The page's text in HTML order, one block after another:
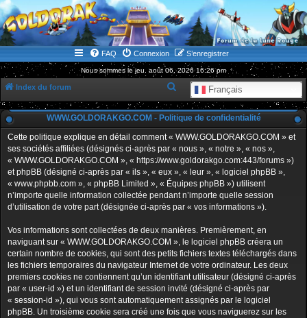
WWW.GOLDORAKGO.COM
le site de la Lune Rouge
FAQ Connexion S’enregistrer
Nous sommes le jeu. août 06, 2026 16:26 pm
Index du forum Français
e
c
h
e
c
r
WWW.GOLDORAKGO.COM - Politique de confidentialité
Cette politique explique en détail comment « WWW.GOLDORAKGO.COM » et
ses sociétés affiliées (désignés ci-après par « nous », « notre », « nos »,
« WWW.GOLDORAKGO.COM », « https://www.goldorakgo.com:443/forums »)
et phpBB (désigné ci-après par « ils », « eux », « leur », « logiciel phpBB »,
« www.phpbb.com », « phpBB Limited », « Équipes phpBB ») utilisent
n’importe quelle information collectée pendant n’importe quelle session
d’utilisation de votre part (désignée ci-après par « vos informations »).
Vos informations sont collectées de deux manières. Premièrement, en
naviguant sur « WWW.GOLDORAKGO.COM », le logiciel phpBB créera un
certain nombre de cookies, qui sont des petits fichiers textes téléchargés dans
les fichiers temporaires du navigateur Internet de votre ordinateur. Les deux
premiers cookies ne contiennent qu’un identifiant utilisateur (désigné ci-après
par « user-id ») et un identifiant de session invité (désigné ci-après par
« session-id »), qui vous sont automatiquement assignés par le logiciel
phpBB. Un troisième cookie sera créé une fois que vous naviguerez sur les